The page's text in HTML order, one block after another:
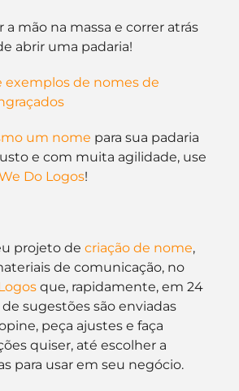
a mão na massa e correr atrás
abrir uma padaria!
exemplos de nomes de
um nome para sua padaria
e com muita agilidade, use
Do Logos!
projeto de criação de nome,
de comunicação, no
que, rapidamente, em 24
de sugestões são enviadas
peça ajustes e faça
quiser, até escolher a
para usar em seu negócio.